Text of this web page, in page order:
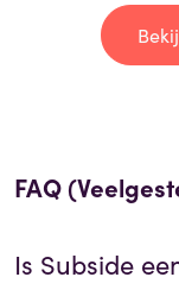
FAQ
Is Subside